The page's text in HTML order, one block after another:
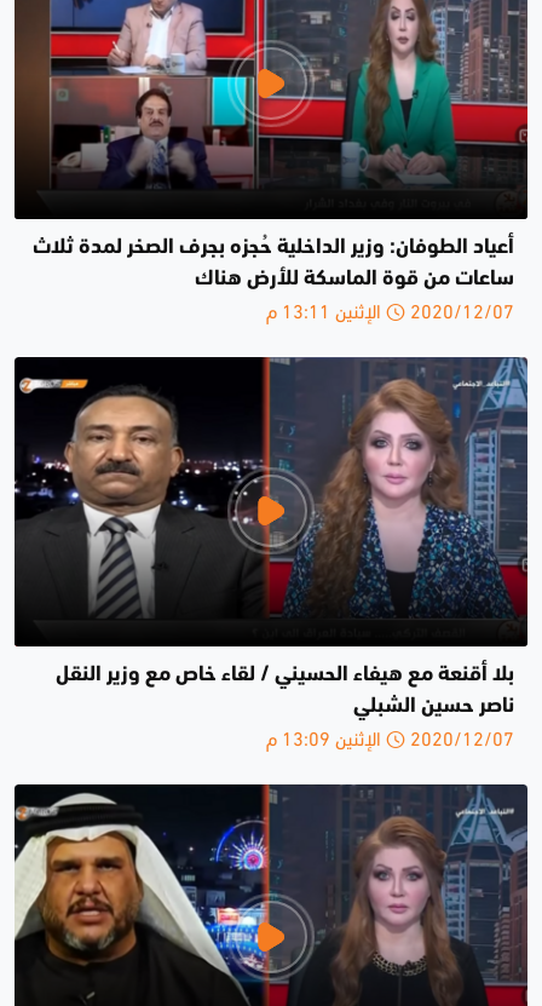
أعياد الطوفان: وزير الداخلية حُجزه بجرف الصخر لمدة ثلاث
ساعات من قوة الماسكة للأرض هناك
2020/12/07 الإثنين 13:11 م
بلا أقنعة مع هيفاء الحسيني / لقاء خاص مع وزير النقل
ناصر حسين الشبلي
2020/12/07 الإثنين 13:09 م